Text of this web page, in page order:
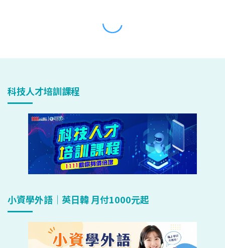
科技人才培訓課程
小資學外語｜英日韓 月付1000元起